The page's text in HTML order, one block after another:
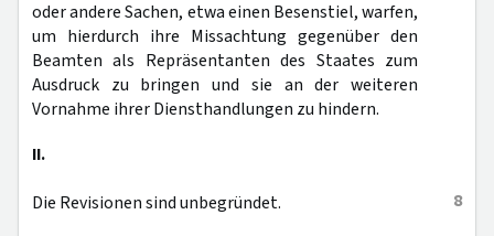
oder andere Sachen, etwa einen Besenstiel, warfen,
um hierdurch ihre Missachtung gegenüber den
Beamten als Repräsentanten des Staates zum
Ausdruck zu bringen und sie an der weiteren
Vornahme ihrer Diensthandlungen zu hindern.
II.
8
Die Revisionen sind unbegründet.